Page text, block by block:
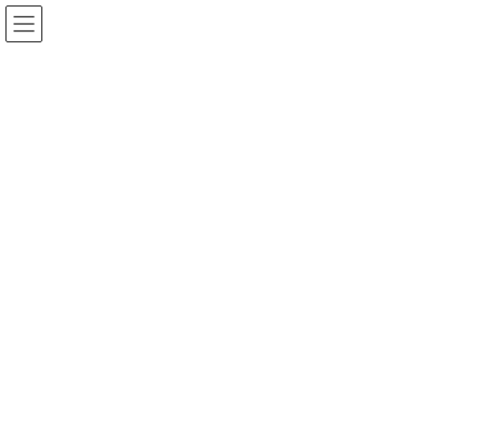
コ
ン
ナ
ビ
教材共有サイト2.0−高大連携歴史教育研究